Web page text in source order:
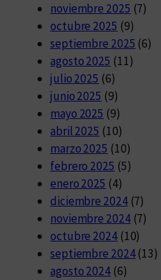
noviembre 2025 (7)
octubre 2025 (9)
septiembre 2025 (6)
agosto 2025 (11)
julio 2025 (6)
junio 2025 (9)
mayo 2025 (9)
abril 2025 (10)
marzo 2025 (10)
febrero 2025 (5)
enero 2025 (4)
diciembre 2024(7)
noviembre 2024(7)
octubre 2024(10)
septiembre 2024(13)
agosto 2024(6)